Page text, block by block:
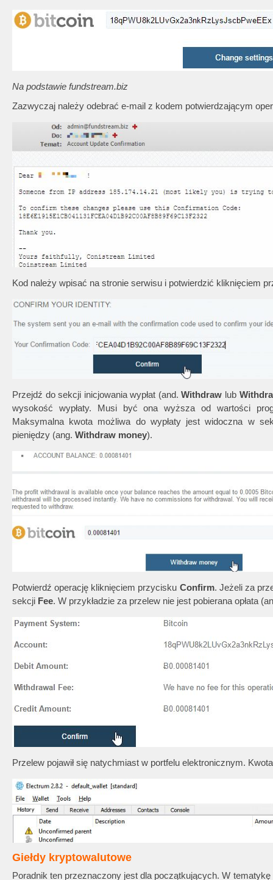
Na podstawie fundstream.biz
Zazwyczaj należy odebrać e-mail z kodem potwierdzającym
Kod należy wpisać na stronie serwisu i potwierdzić kliknięciem
Przejdź do sekcji inicjowania wypłat (and.Withdraw lub
wysokość wypłaty. Musi być ona wyższa od wartości
Maksymalna kwota możliwa do wypłaty jest widoczna w
pieniędzy (ang. Withdraw money).
Potwierdź operację kliknięciem przycisku Confirm. Jeżeli za
sekcji Fee. W przykładzie za przelew nie jest pobierana opłata
Przelew pojawił się natychmiast w portfelu elektronicznym.
Giełdy kryptowalutowe
Poradnik ten przeznaczony jest dla początkujących. W tematykę